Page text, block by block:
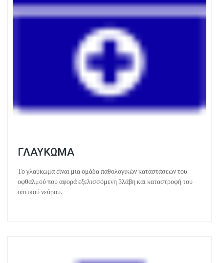
ΓΛΑΥΚΩΜΑ
Το γλαύκωμα είναι μια ομάδα παθολογικών καταστάσεων του
οφθαλμού που αφορά εξελισσόμενη βλάβη και καταστροφή του
οπτικού νεύρου.